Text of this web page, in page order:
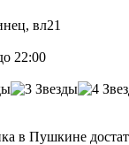
вл21
22:00
в Пушкине